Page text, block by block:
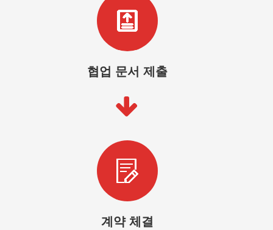
협업 문서 제출
계약 체결